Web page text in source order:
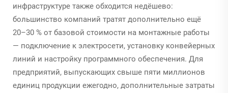
инфраструктуре также обходится недёшево:
большинство компаний тратят дополнительно ещё
20–30 % от базовой стоимости на монтажные работы
— подключение к электросети, установку конвейерных
линий и настройку программного обеспечения. Для
предприятий, выпускающих свыше пяти миллионов
единиц продукции ежегодно, дополнительные затраты